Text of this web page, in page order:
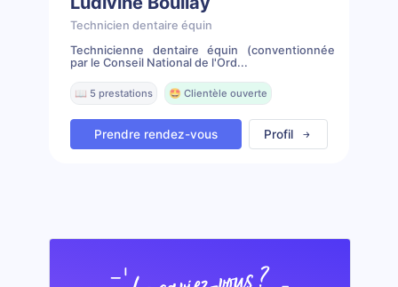
Technicien dentaire équin
Technicienne dentaire équin (conventionnée
par le Conseil National de l'Ord...
📖 5 prestations 🤩 Clientèle ouverte
Prendre rendez-vous Profil